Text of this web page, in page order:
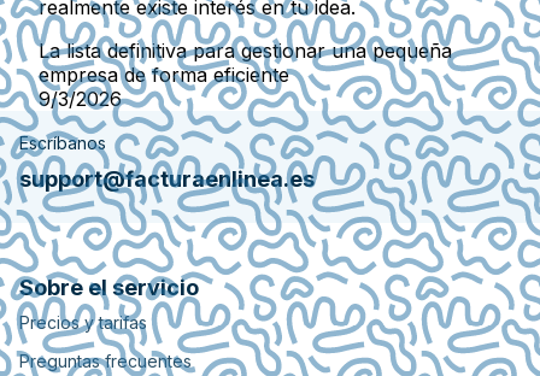
realmente existe interés en tu idea.
La lista definitiva para gestionar una pequeña
empresa de forma eficiente
9/3/2026
Escríbanos
support@facturaenlinea.es
Sobre el servicio
Precios y tarifas
Preguntas frecuentes